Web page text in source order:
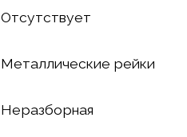
Отсутствует
Металлические рейки
Неразборная